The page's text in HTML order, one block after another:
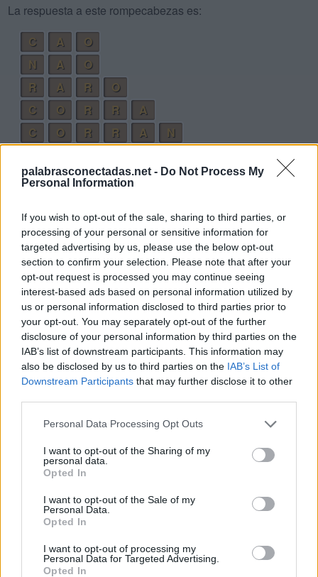
palabrasconectadas.net - Do Not Process My
Personal Information
If you wish to opt-out of the sale, sharing to third parties, or
processing of your personal or sensitive information for
targeted advertising by us, please use the below opt-out
section to confirm your selection. Please note that after your
opt-out request is processed you may continue seeing
interest-based ads based on personal information utilized by
us or personal information disclosed to third parties prior to
your opt-out. You may separately opt-out of the further
disclosure of your personal information by third parties on the
IAB’s list of downstream participants. This information may
also be disclosed by us to third parties on the IAB’s List of
Downstream Participants that may further disclose it to other
Personal Data Processing Opt Outs
I want to opt-out of the Sharing of my
personal data.
Opted In
I want to opt-out of the Sale of my
Personal Data.
Opted In
I want to opt-out of processing my
Personal Data for Targeted Advertising.
Opted In
La respuesta a este rompecabezas es:
C
A
O
N
A
O
R
A R
O
C
O R R
A
C
O R R A
N
Palabras extra:
R
O
N
R
O
A
R
O C
A
C
O R
A
N
A C
O
C
A R
O
R
O N C
A
R
O N C A
R
A
R
O
R
A
R A
R C
A R R O